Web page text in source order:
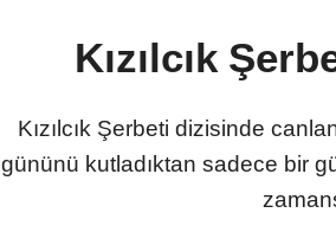
Kızılcık
Kızılcık Şerbeti dizisinde
gününü kutladıktan sadece bir